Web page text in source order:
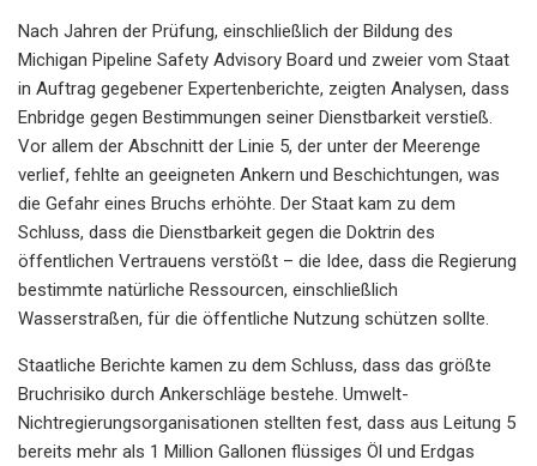
Nach Jahren der Prüfung, einschließlich der Bildung des
Michigan Pipeline Safety Advisory Board und zweier vom Staat
in Auftrag gegebener Expertenberichte, zeigten Analysen, dass
Enbridge gegen Bestimmungen seiner Dienstbarkeit verstieß.
Vor allem der Abschnitt der Linie 5, der unter der Meerenge
verlief, fehlte an geeigneten Ankern und Beschichtungen, was
die Gefahr eines Bruchs erhöhte. Der Staat kam zu dem
Schluss, dass die Dienstbarkeit gegen die Doktrin des
öffentlichen Vertrauens verstößt – die Idee, dass die Regierung
bestimmte natürliche Ressourcen, einschließlich
Wasserstraßen, für die öffentliche Nutzung schützen sollte.
Staatliche Berichte kamen zu dem Schluss, dass das größte
Bruchrisiko durch Ankerschläge bestehe. Umwelt-
Nichtregierungsorganisationen stellten fest, dass aus Leitung 5
bereits mehr als 1 Million Gallonen flüssiges Öl und Erdgas